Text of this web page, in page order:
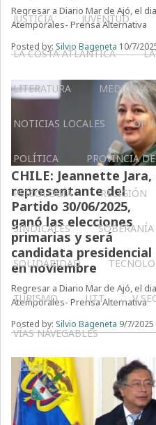
JUSTICIA JUVENTUD
LA COSTA ATLÁNTICA
LITERATURA MEDICINA
NOTICIAS LOCALES
POLÍTICA PROVINCIA
PSICOLOGÍA RELIGIÓN
SINDICALES
SOLIDARIDAD
TURISMO UTT V
VÍAS NAVEGABLES
Regresar a Diario Mar de Ajó, el
Atemporales- Prensa Alternativa
Posted by: Silvio Bageneta 10/7/
CHILE: Jeannette Jara,
representante del
Partido 30/06/2025,
ganó las elecciones
primarias y será
candidata presidencial
en noviembre
Regresar a Diario Mar de Ajó, el
Atemporales- Prensa Alternativa
Posted by: Silvio Bageneta 9/7/2025